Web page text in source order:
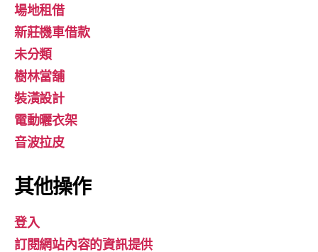
場地租借
新莊機車借款
未分類
樹林當舖
裝潢設計
電動曬衣架
音波拉皮
其他操作
登入
訂閱網站內容的資訊提供